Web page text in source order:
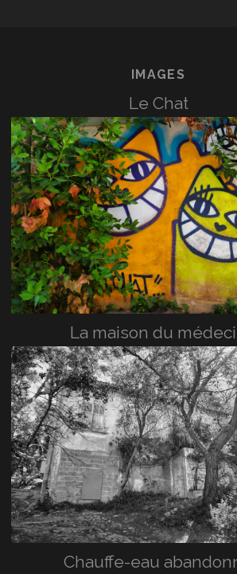
IMAGES
Le Chat
La maison du
Chauffe-eau